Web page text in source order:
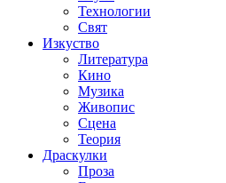
Технологии
Свят
Изкуство
Литература
Кино
Музика
Живопис
Сцена
Теория
Драскулки
Проза